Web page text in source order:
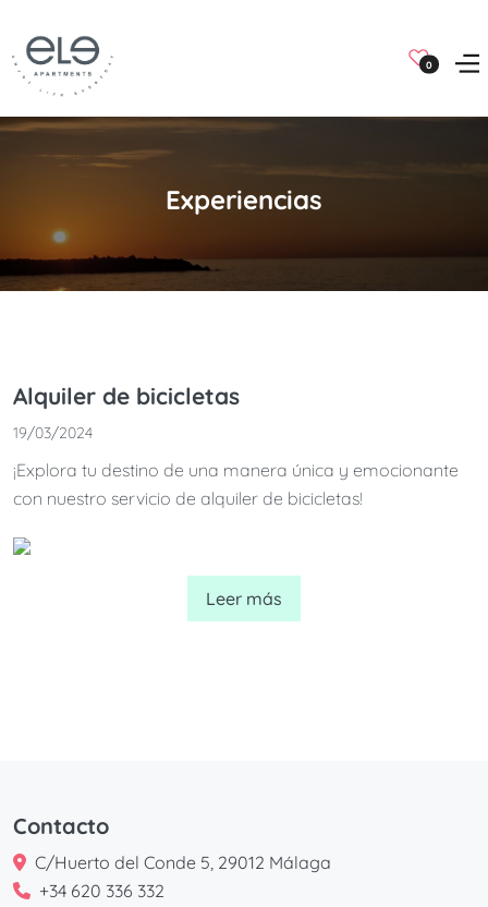
0
Experiencias
Alquiler de bicicletas
19/03/2024
¡Explora tu destino de una manera única y emocionante
con nuestro servicio de alquiler de bicicletas!
Leer más
Contacto
C/Huerto del Conde 5, 29012 Málaga
+34 620 336 332